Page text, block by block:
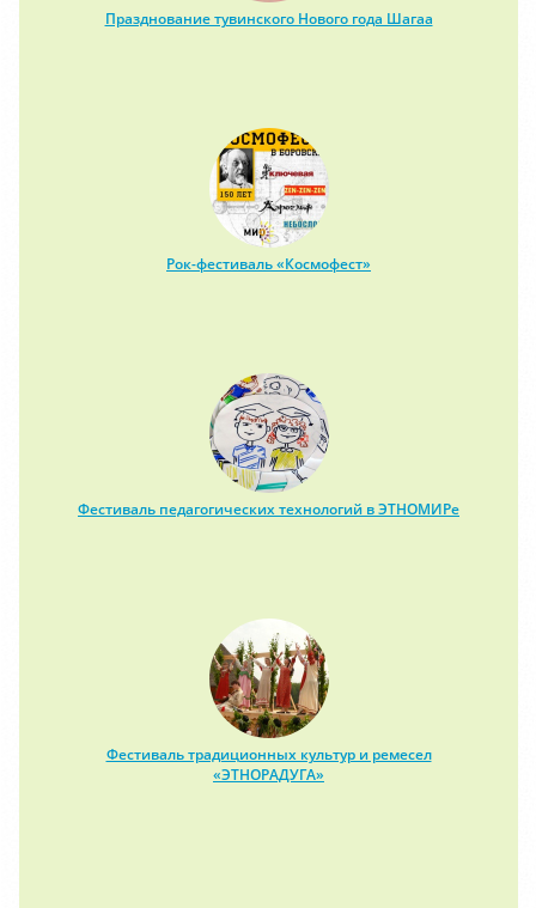
Празднование тувинского Нового года Шагаа
Рок-фестиваль «Космофест»
Фестиваль педагогических технологий в ЭТНОМИРе
Фестиваль традиционных культур и ремесел
«ЭТНОРАДУГА»